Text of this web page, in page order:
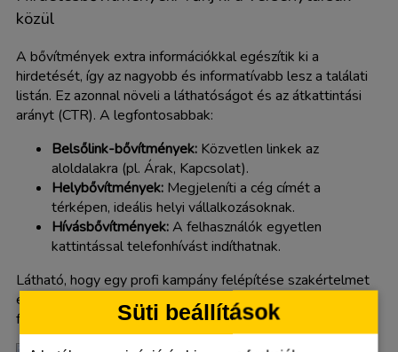
Süti beállítások
közül
A bővítmények extra információkkal egészítik ki a
hirdetését, így az nagyobb és informatívabb lesz a találati
listán. Ez azonnal növeli a láthatóságot és az átkattintási
arányt (CTR). A legfontosabbak:
Belsőlink-bővítmények: Közvetlen linkek az
aloldalakra (pl. Árak, Kapcsolat).
Helybővítmények: Megjeleníti a cég címét a
térképen, ideális helyi vállalkozásoknak.
Hívásbővítmények:A felhasználók egyetlen
kattintással telefonhívást indíthatnak.
Látható, hogy egy profi kampány felépítése szakértelmet
és precizitást igényel. Profi segítség kell a kampány
felépítéséhez?
Kérjen ajánlatot!